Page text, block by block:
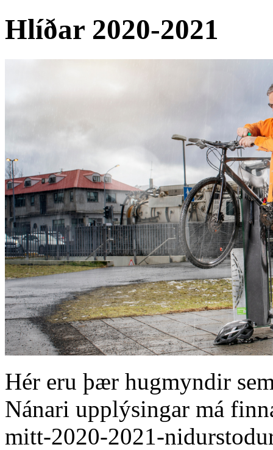
Hlíðar 2020-2021
Hér eru þær hugmyndir
Nánari upplýsingar má
mitt-2020-2021-